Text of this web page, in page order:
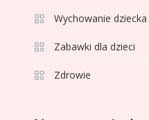
Wychowanie dziecka
Zabawki dla dzieci
Zdrowie
Lech
6